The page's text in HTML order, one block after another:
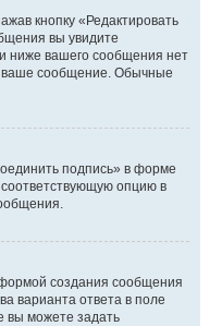
кнопку «Редактировать
вы увидите
ниже вашего сообщения нет
ваше сообщение. Обычные
подпись» в форме
опцию в
создания сообщения
варианта ответа в поле
вы можете задать